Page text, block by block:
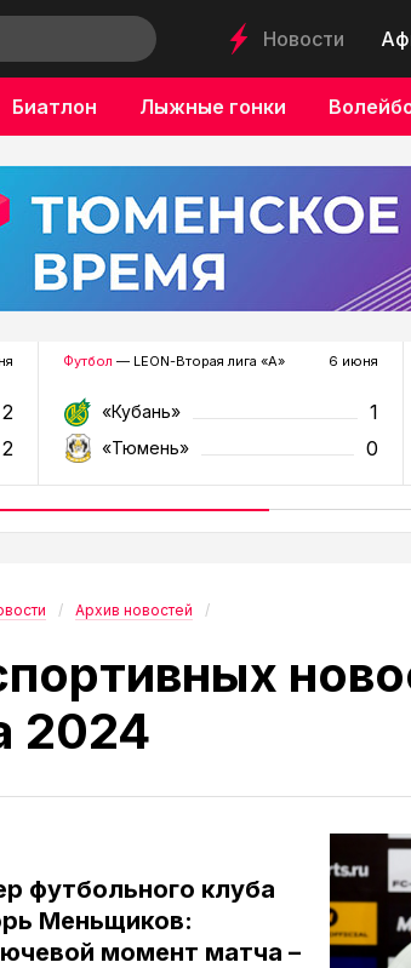
Новости
Биатлон Лыжные гонки
2
2
Футбол — LEON-Вторая лига «А» 6 июня
«Кубань» 1
«Тюмень» 0
Архив новостей
2024
футбольного клуба
Меньщиков:
момент матча –